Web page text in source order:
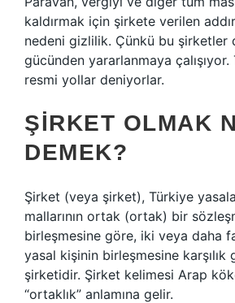
kaldırmak için şirkete verilen
nedeni gizlilik. Çünkü bu şirketler
gücünden yararlanmaya
resmi yollar deniyorlar.
ŞIRKET OLMAK
DEMEK?
Şirket (veya şirket), Türkiye
mallarının ortak (ortak) bir
birleşmesine göre, iki veya daha
yasal kişinin birleşmesine
şirketidir. Şirket kelimesi Arap
“ortaklık” anlamına gelir.